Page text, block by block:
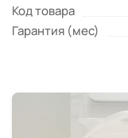
Код товара
Гарантия (мес)